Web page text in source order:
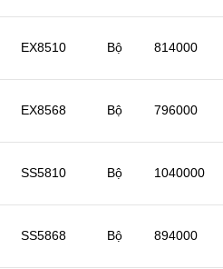
EX8510 Bộ 814000
EX8568 Bộ 796000
SS5810 Bộ 1040000
SS5868 Bộ 894000